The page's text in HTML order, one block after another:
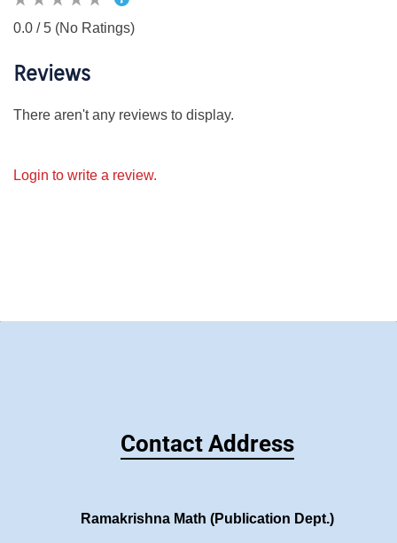
0.0 / 5 (No Ratings)
Reviews
There aren't any reviews to display.
Login to write a review.
Contact Address
Ramakrishna Math (Publication Dept.)